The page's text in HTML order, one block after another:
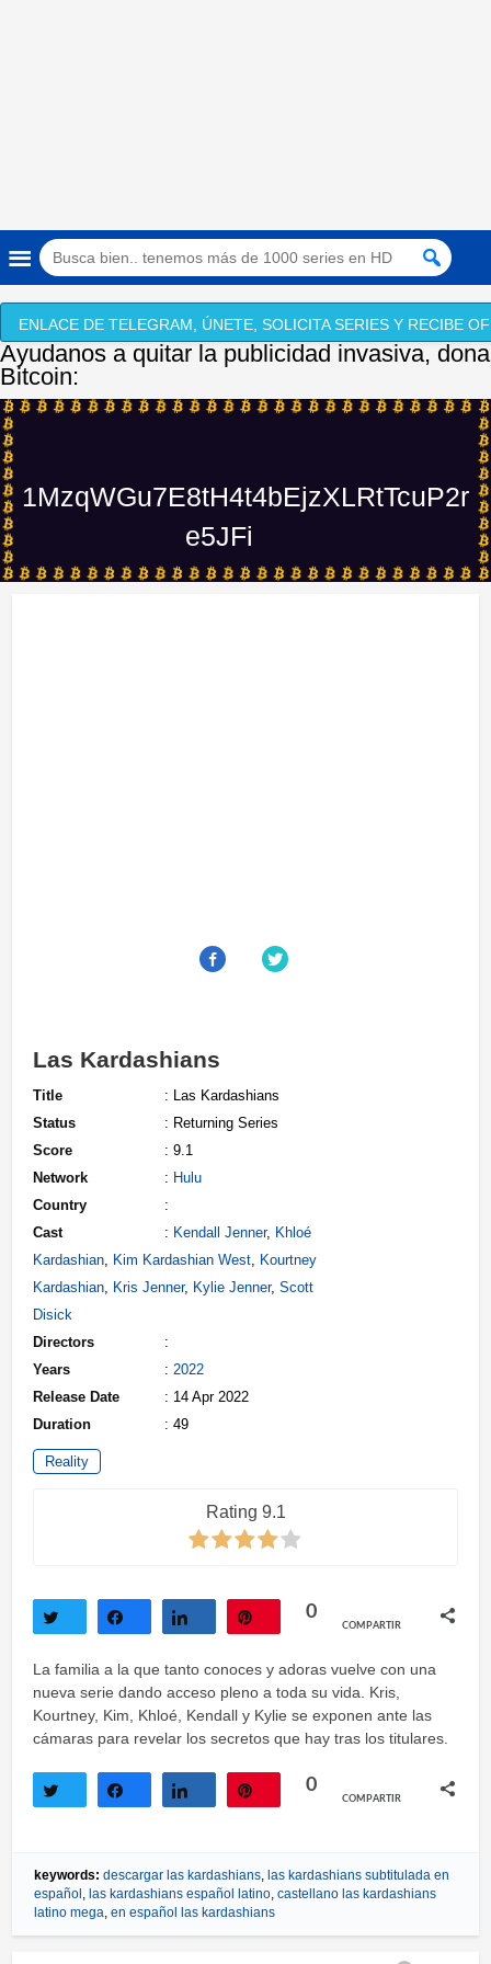
ENLACE DE TELEGRAM, ÚNETE, SOLICITA SERIES Y RECIBE
Ayudanos a quitar la publicidad invasiva, dona
Bitcoin:
1MzqWGu7E8tH4t4bEjzXLRtTcuP2r
e5JFi
Las Kardashians
Title
: Las Kardashians
Status
: Returning Series
Score
: 9.1
Network
: Hulu
Country
:
Cast
: Kendall Jenner, Khloé
Kardashian, Kim Kardashian West, Kourtney
Kardashian, Kris Jenner, Kylie Jenner, Scott
Disick
Directors
:
Years
: 2022
Release Date
: 14 Apr 2022
Duration
: 49
Reality
Rating 9.1
0
COMPARTIR
La familia a la que tanto conoces y adoras vuelve con una
nueva serie dando acceso pleno a toda su vida. Kris,
Kourtney, Kim, Khloé, Kendall y Kylie se exponen ante las
cámaras para revelar los secretos que hay tras los titulares.
0
COMPARTIR
keywords: descargar las kardashians, las kardashians subtitulada en
español , las kardashians español latino, castellano las kardashians
latino mega, en español las kardashians